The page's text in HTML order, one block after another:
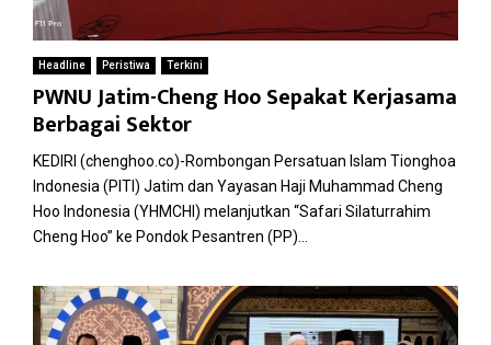
Headline Peristiwa Terkini
PWNU Jatim-Cheng Hoo Sepakat Kerjasama
Berbagai Sektor
KEDIRI (chenghoo.co)-Rombongan Persatuan Islam Tionghoa
Indonesia (PITI) Jatim dan Yayasan Haji Muhammad Cheng
Hoo Indonesia (YHMCHI) melanjutkan “Safari Silaturrahim
Cheng Hoo” ke Pondok Pesantren (PP)...